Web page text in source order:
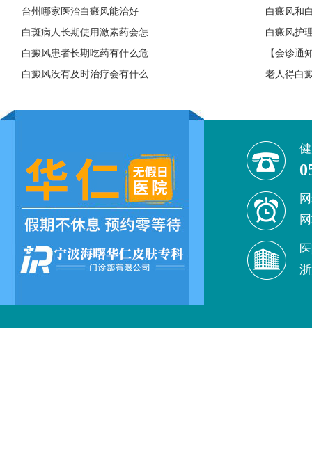
台州哪家医治白癜风能治好
白斑病人长期使用激素药会怎
白癜风患者长期吃药有什么危
白癜风没有及时治疗会有什么
白癜风和
白癜风护
【会诊通
老人得白